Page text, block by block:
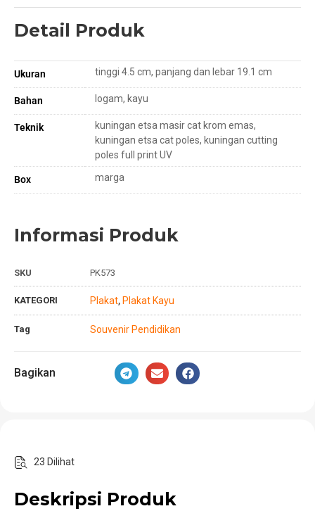
Detail Produk
Ukuran tinggi 4.5 cm, panjang dan lebar 19.1 cm
Bahan logam, kayu
Teknik
kuningan etsa masir cat krom emas,
kuningan etsa cat poles, kuningan cutting
poles full print UV
Box marga
Informasi Produk
SKU PK573
KATEGORI Plakat, Plakat Kayu
Tag Souvenir Pendidikan
Bagikan
23 Dilihat
Deskripsi Produk